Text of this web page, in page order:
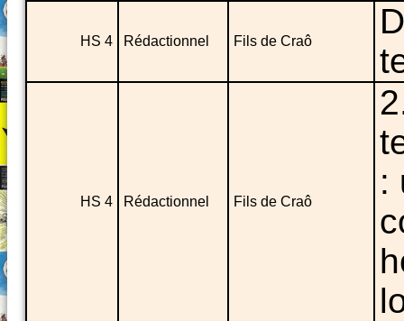
HS 4 Rédactionnel Fils de Craô
HS 4 Rédactionnel Fils de Craô
: